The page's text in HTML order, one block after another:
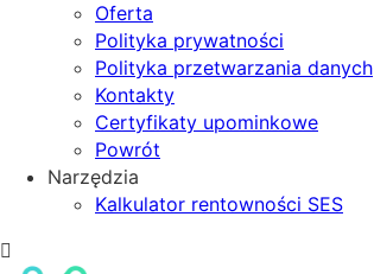
Oferta
Polityka prywatności
Polityka przetwarzania danych
Kontakty
Certyfikaty upominkowe
Powrót
Narzędzia
Kalkulator rentowności SES